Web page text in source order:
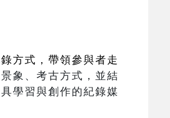
方式，帶領參與者走
象、考古方式，並結
學習與創作的紀錄媒